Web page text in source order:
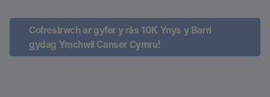
Cofrestrwch ar gyfer y râs 10K Ynys y Barri
gydag Ymchwil Canser Cymru!